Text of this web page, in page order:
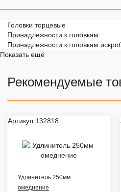
Головки торцевые
Принадлежности к головкам
Принадлежности к головкам
Показать ещё
Рекомендуемые
Артикул 132818
Удлинитель 250мм
омеднение